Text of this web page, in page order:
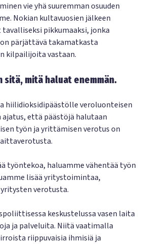
vie yhä suuremman osuuden
Nokian kultavuosien jälkeen
pikkumaaksi, jonka
pärjättävä takamatkasta
kilpailijoita vastaan.
sitä, mitä haluat enemmän.
hiilidioksidipäästölle veroluonteisen
että päästöjä halutaan
työn ja yrittämisen verotus on
työntekoa, haluamme vähentää työn
lisää yritystoimintaa,
verotusta.
keskustelussa vasen laita
ja palveluita. Niitä vaatimalla
riippuvaisia ihmisiä ja